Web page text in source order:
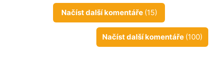
Načíst další komentáře (15)
Načíst další komentáře (100)